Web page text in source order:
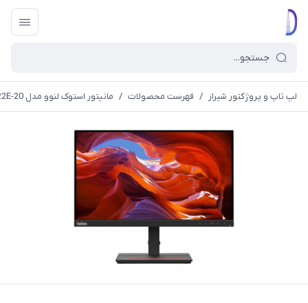
لپ تاپ و پروژکتور شیراز / فهرست محصولات / مانیتور استوک لنوو مدل Lenovo S22E-20 سایز 22 اینچ